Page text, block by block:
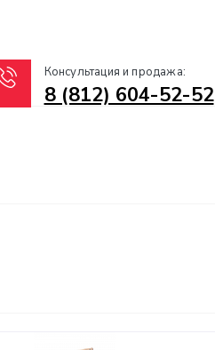
Консультация и продажа:
8 (812) 604-52-52